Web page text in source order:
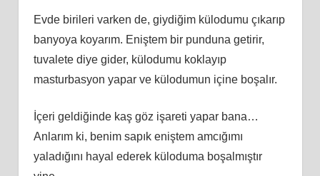
Evde birileri varken de, giydiğim külodumu çıkarıp
banyoya koyarım. Eniştem bir punduna getirir,
tuvalete diye gider, külodumu koklayıp
masturbasyon yapar ve külodumun içine boşalır.
İçeri geldiğinde kaş göz işareti yapar bana…
Anlarım ki, benim sapık eniştem amcığımı
yaladığını hayal ederek küloduma boşalmıştır